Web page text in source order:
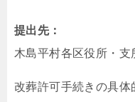
提出先：
木島平村各区役所・支
改葬許可手続きの具